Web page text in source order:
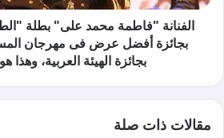
الفنانة "فاطمة محمد على" بطلة
بجائزة أفضل عرض فى مهرجان
بجائزة الهيئة العربية، وهذا
مقالات ذات صلة